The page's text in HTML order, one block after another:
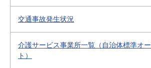
交通事故発生状況
介護サービス事業所一覧（自治体標準オ
ト）